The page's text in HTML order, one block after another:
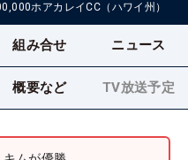
ホアカレイCC（ハワイ州）
組み合せ ニュース
概要など TV放送予定